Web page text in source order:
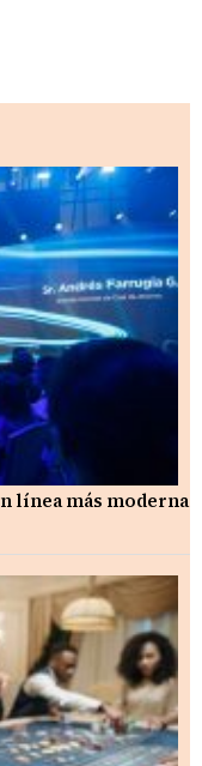
línea más moderna